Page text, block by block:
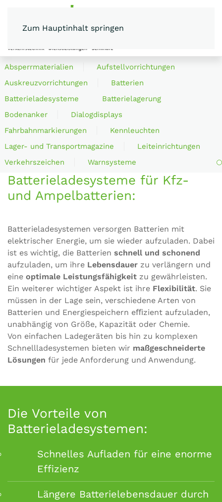
Zum Hauptinhalt springen
Absperrmaterialien
Aufstellvorrichtungen
Auskreuzvorrichtungen
Batterien
Batterieladesysteme
Batterielagerung
Bodenanker
Dialogdisplays
Fahrbahnmarkierungen
Kennleuchten
Lager- und Transportmagazine
Leiteinrichtungen
Verkehrszeichen
Warnsysteme
Batterieladesysteme für Kfz-
und Ampelbatterien:
Batterieladesystemen versorgen Batterien mit
elektrischer Energie, um sie wieder aufzuladen. Dabei
ist es wichtig, die Batterien schnell und schonend
aufzuladen, um ihre Lebensdauer zu verlängern und
eine optimale Leistungsfähigkeit zu gewährleisten.
Ein weiterer wichtiger Aspekt ist ihre Flexibilität. Sie
müssen in der Lage sein, verschiedene Arten von
Batterien und Energiespeichern eﬃzient aufzuladen,
unabhängig von Größe, Kapazität oder Chemie.
Von einfachen Ladegeräten bis hin zu komplexen
Schnellladesystemen bieten wir maßgeschneiderte
Lösungen für jede Anforderung und Anwendung.
Die Vorteile von
Batterieladesystemen:
Schnelles Aufladen für eine enorme
Effizienz
Längere Batterielebensdauer durch